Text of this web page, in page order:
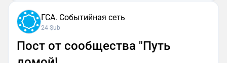
ГСА. Событийная сеть
24 Şub
Пост от сообщества "Путь